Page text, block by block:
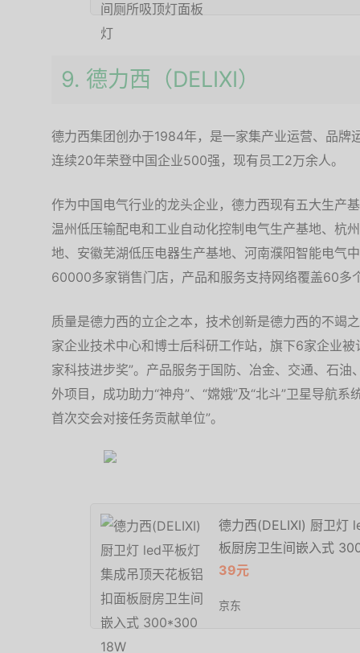
9. 德力西（DELIXI）
德力西集团创办于1984年，是一家集产业运营、品牌
连续20年荣登中国企业500强，现有员工2万余人。
作为中国电气行业的龙头企业，德力西现有五大生产
温州低压输配电和工业自动化控制电气生产基地、杭
地、安徽芜湖低压电器生产基地、河南濮阳智能电气
60000多家销售门店，产品和服务支持网络覆盖60多
质量是德力西的立企之本，技术创新是德力西的不竭
家企业技术中心和博士后科研工作站，旗下6家企业被
家科技进步奖”。产品服务于国防、冶金、交通、石
外项目，成功助力“神舟”、“嫦娥”及“北斗”卫星导航
首次交会对接任务贡献单位”。
德力西(DELIXI) 厨卫灯
板厨房卫生间嵌入式
39元
京东